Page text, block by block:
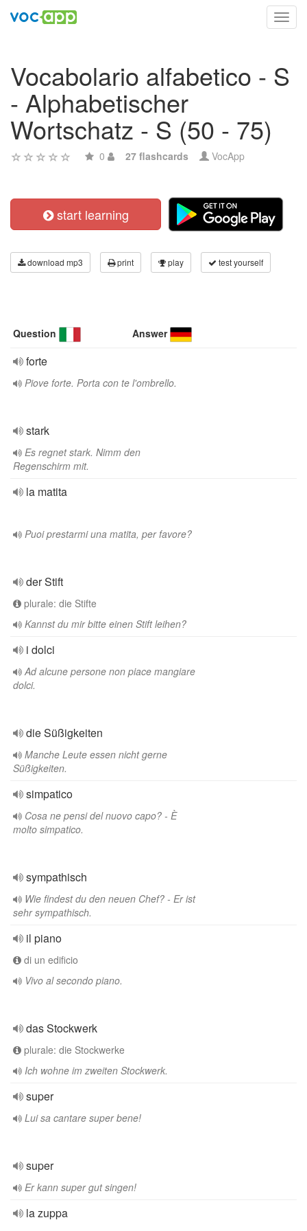
Vocabolario alfabetico - S
- Alphabetischer
Wortschatz - S (50 - 75)
0 27 flashcards VocApp
start learning
download mp3 print play test yourself
Question Answer
forte
Piove forte. Porta con te l'ombrello.
stark
Es regnet stark. Nimm den
Regenschirm mit.
la matita
Puoi prestarmi una matita, per favore?
der Stift
plurale: die Stifte
Kannst du mir bitte einen Stift leihen?
i dolci
Ad alcune persone non piace mangiare
dolci.
die Süßigkeiten
Manche Leute essen nicht gerne
Süßigkeiten.
simpatico
Cosa ne pensi del nuovo capo? - È
molto simpatico.
sympathisch
Wie findest du den neuen Chef? - Er ist
sehr sympathisch.
il piano
di un edificio
Vivo al secondo piano.
das Stockwerk
plurale: die Stockwerke
Ich wohne im zweiten Stockwerk.
super
Lui sa cantare super bene!
super
Er kann super gut singen!
la zuppa